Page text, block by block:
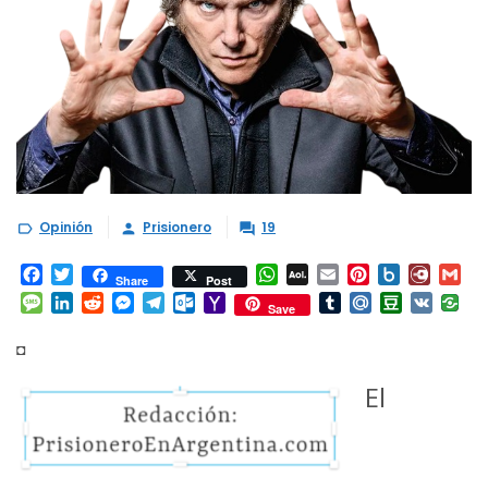
 Opinión  Prisionero  19
Facebook
TwitterShare Post WhatsApp
AOL
Mail
EmailPinterest
Box.net
Message
LinkedInRedditMessenger
TelegramOutlook.com
YahooSave TumblrMail.RuDouban
VK
◘
El